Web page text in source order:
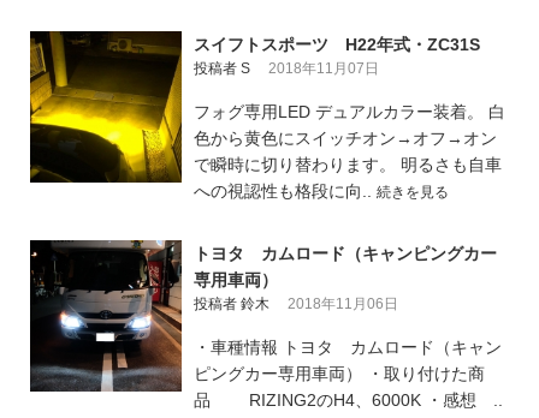
スイフトスポーツ H22年式・ZC31S
投稿者 S 2018年11月07日
フォグ専用LED デュアルカラー装着。 白
色から黄色にスイッチオン→オフ→オン
で瞬時に切り替わります。 明るさも自車
への視認性も格段に向.. 続きを見る
トヨタ カムロード（キャンピングカー
専用車両）
投稿者 鈴木 2018年11月06日
・車種情報 トヨタ カムロード（キャン
ピングカー専用車両） ・取り付けた商
品 RIZING2のH4、6000K ・感想 ..